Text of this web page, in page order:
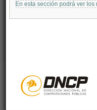
En esta sección podrá ver